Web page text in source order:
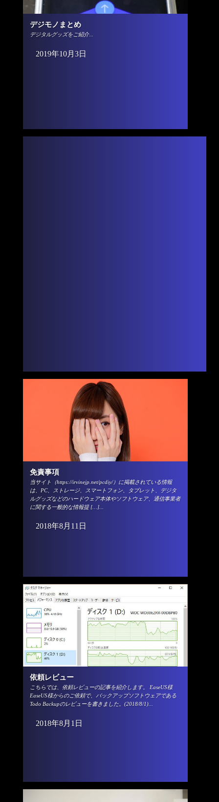
デジモノまとめ
デジタルグッズをご紹介...
2019年10月3日
免責事項
当サイト（https://irvinejp.net/pcdiy/）に掲載されている情報
は、PC、ストレージ、スマートフォン、タブレット、デジタ
ルグッズなどのハードウェア本体やソフトウェア、通信事業者
に関する一般的な情報提 […]...
2018年8月11日
依頼レビュー
こちらでは、依頼レビューの記事を紹介します。 EaseUS様
EaseUS様からのご依頼で、バックアップソフトウェアである
Todo Backupのレビューを書きました。(2018/8/1)...
2018年8月1日